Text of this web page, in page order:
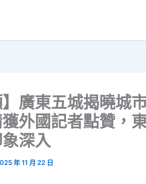
】廣東五城揭曉城
外國記者點贊，
深入
年 11 月 22 日